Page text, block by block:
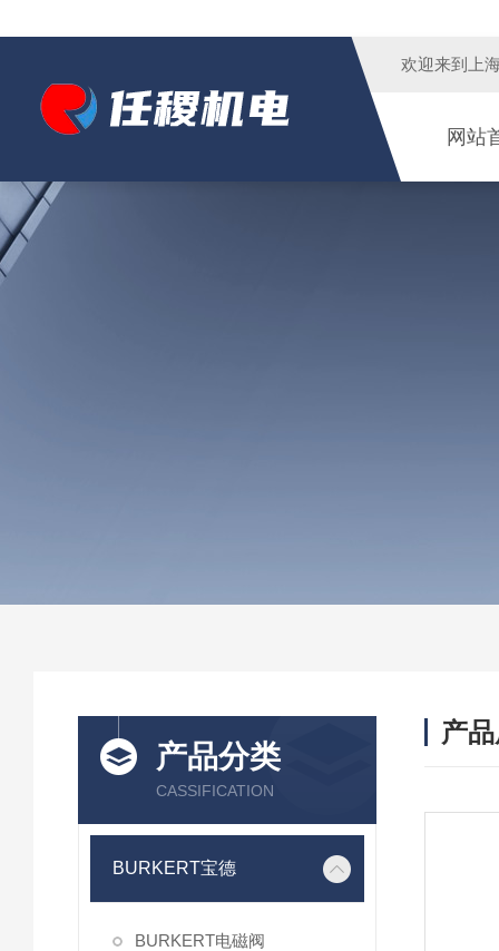
欢迎来到 上
网站
产品分类
CASSIFICATION
BURKERT宝德
BURKERT电磁阀
产